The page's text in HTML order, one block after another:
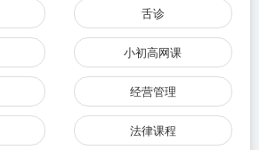
舌诊
小初高网课
经营管理
法律课程